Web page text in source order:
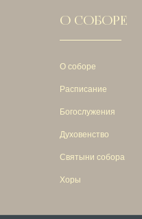
О СОБОРЕ
О соборе
Расписание
Богослужения
Духовенство
Святыни собора
Хоры